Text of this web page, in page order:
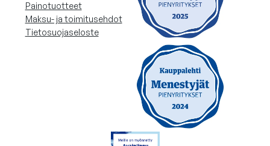
Painotuotteet
Maksu- ja toimitusehdot
Tietosuojaseloste